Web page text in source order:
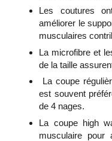
Les coutures
améliorer le
musculaires
La microfibre et
de la taille
La coupe
est souvent
de 4 nages.
La coupe high
musculaire pour